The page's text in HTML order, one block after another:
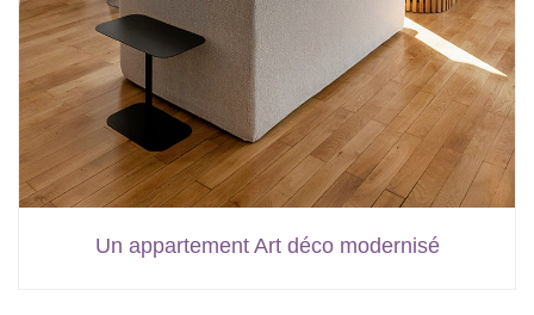
Un appartement Art déco modernisé